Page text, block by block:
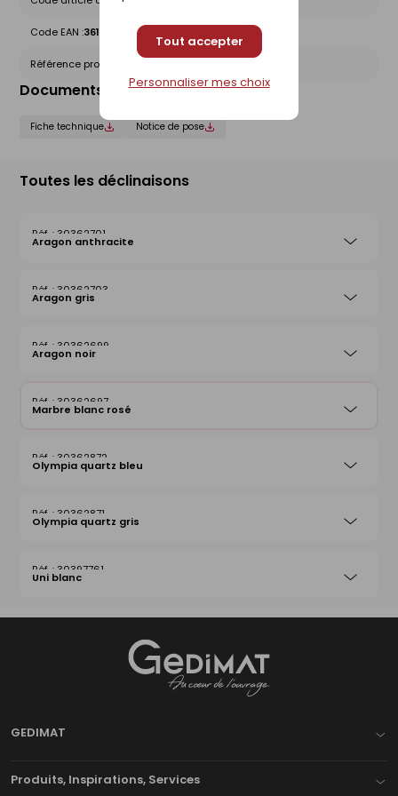
Tout accepter
Personnaliser mes choix
Code EAN :3612830012565
Référence produit nationale Gedimat :
Documents liés
Fiche technique Notice de pose
Toutes les déclinaisons
30362701
Aragon anthracite
30362703
Aragon gris
30362699
Aragon noir
30362697
Marbre blanc rosé
30362872
Olympia quartz bleu
30362871
Olympia quartz gris
30397761
Uni blanc
GEDIMAT
Produits, Inspirations, Services